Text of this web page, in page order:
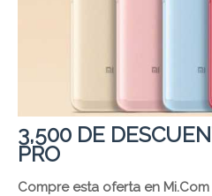
3,500 DE
PRO
Compre esta oferta en Mi.Com